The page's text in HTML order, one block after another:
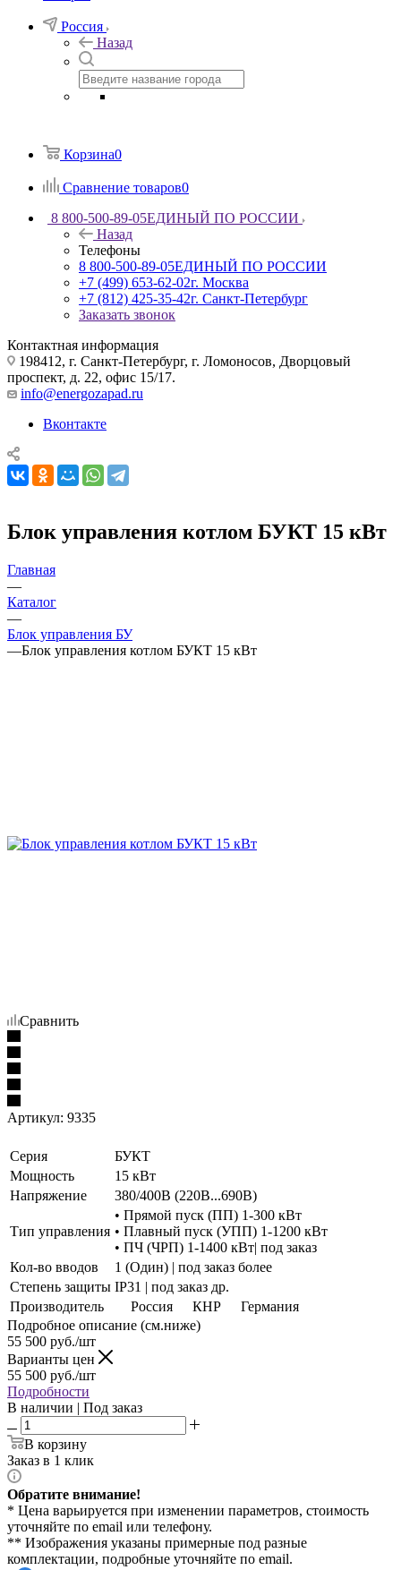
Россия
Назад
Корзина0
Сравнение товаров0
8 800-500-89-05ЕДИНЫЙ ПО РОССИИ
Назад
Телефоны
8 800-500-89-05ЕДИНЫЙ ПО РОССИИ
+7 (499) 653-62-02г. Москва
+7 (812) 425-35-42г. Санкт-Петербург
Заказать звонок
Контактная информация
198412, г. Санкт-Петербург, г. Ломоносов, Дворцовый
проспект, д. 22, офис 15/17.
info@energozapad.ru
Вконтакте
Блок управления котлом БУКТ 15 кВт
Главная
—
Каталог
—
Блок управления БУ
—Блок управления котлом БУКТ 15 кВт
Сравнить
Артикул: 9335
Серия
БУКТ
Мощность
15 кВт
Напряжение
380/400В (220В...690В)
Тип управления
• Прямой пуск (ПП) 1-300 кВт
• Плавный пуск (УПП) 1-1200 кВт
• ПЧ (ЧРП) 1-1400 кВт| под заказ
Кол-во вводов
1 (Один) | под заказ более
Степень защиты IP31 | под заказ др.
Производитель
Россия КНР
Германия
Подробное описание (см.ниже)
55 500 руб./шт
Варианты цен
55 500 руб./шт
Подробности
В наличии | Под заказ
В корзину
Заказ в 1 клик
Обратите внимание!
* Цена варьируется при изменении параметров, стоимость
уточняйте по email или телефону.
** Изображения указаны примерные под разные
комплектации, подробные уточняйте по email.